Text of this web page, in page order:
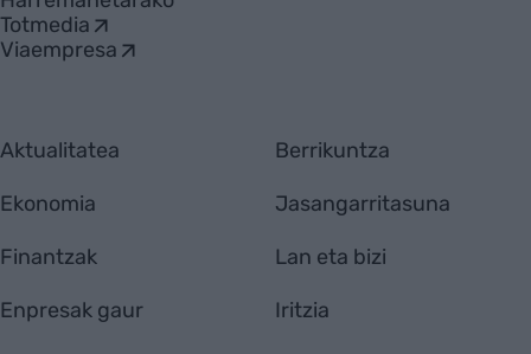
Totmedia
Viaempresa
Aktualitatea
Ekonomia
Finantzak
Enpresak gaur
Berrikuntza
Jasangarritasuna
Lan eta bizi
Iritzia